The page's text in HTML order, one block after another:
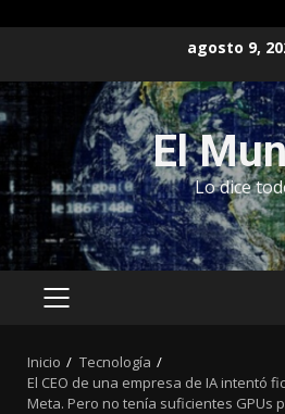
contenido
agosto 9,
El
Lo dice
MENÚ
Inicio
Tecnología
El CEO de una empresa de IA intentó
Meta. Pero no tenía suficientes GPUs